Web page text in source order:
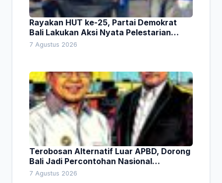
Rayakan HUT ke-25, Partai Demokrat
Bali Lakukan Aksi Nyata Pelestarian
Lingkungan
7 Agustus 2026
Terobosan Alternatif Luar APBD, Dorong
Bali Jadi Percontohan Nasional
Pembiayaan Daerah
7 Agustus 2026